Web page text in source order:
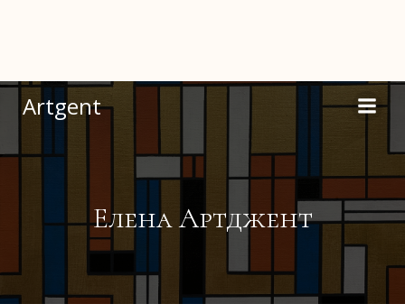
содержимому
Artgent
Елена Артджент